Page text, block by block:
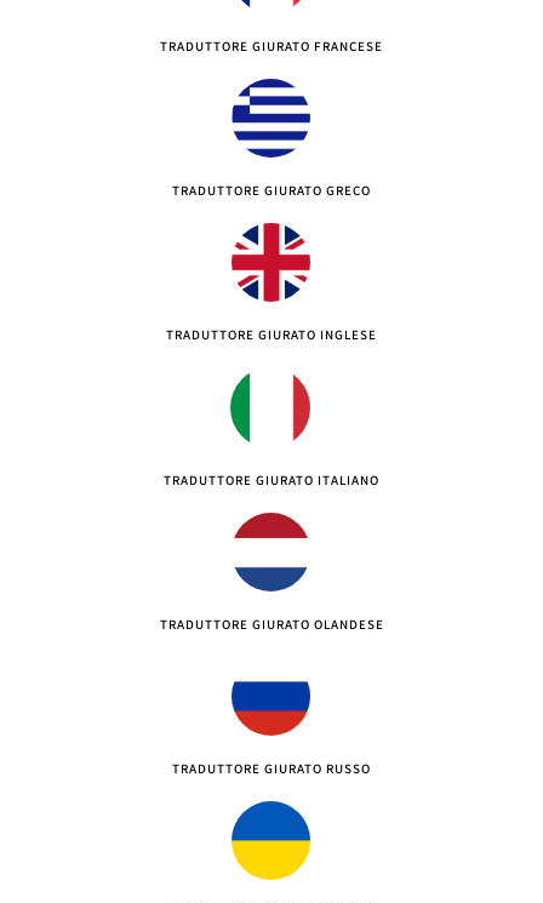
TRADUTTORE GIURATO FRANCESE
TRADUTTORE GIURATO GRECO
TRADUTTORE GIURATO INGLESE
TRADUTTORE GIURATO ITALIANO
TRADUTTORE GIURATO OLANDESE
TRADUTTORE GIURATO RUSSO